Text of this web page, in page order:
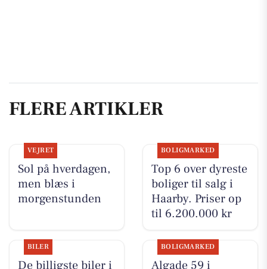
FLERE ARTIKLER
VEJRET
Sol på hverdagen,
men blæs i
morgenstunden
BOLIGMARKED
Top 6 over dyreste
boliger til salg i
Haarby. Priser op
til 6.200.000 kr
BILER
De billigste biler i
BOLIGMARKED
Algade 59 i